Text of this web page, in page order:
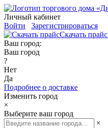
Личный кабинет
Войти
Зарегистрироваться
Скачать прайс
Ваш город:
Ваш город
?
Нет
Да
Подробнее о доставке
Изменить город
×
Выберите ваш город
×